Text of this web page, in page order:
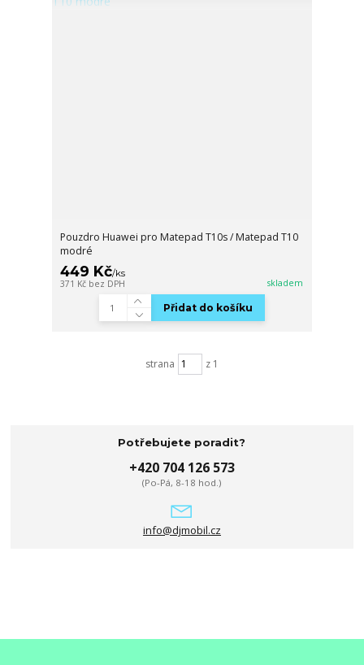
Pouzdro Huawei pro Matepad T10s / Matepad T10
modré
449 Kč/ks
371 Kč bez DPH skladem
Přidat do košíku
strana z 1
Potřebujete poradit?
+420 704 126 573
(Po-Pá, 8-18 hod.)
info@djmobil.cz